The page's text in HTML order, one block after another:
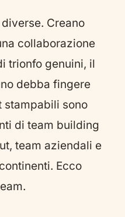
Creano
collaborazione
trionfo genuini, il
debba fingere
stampabili sono
di team building
team aziendali e
Ecco